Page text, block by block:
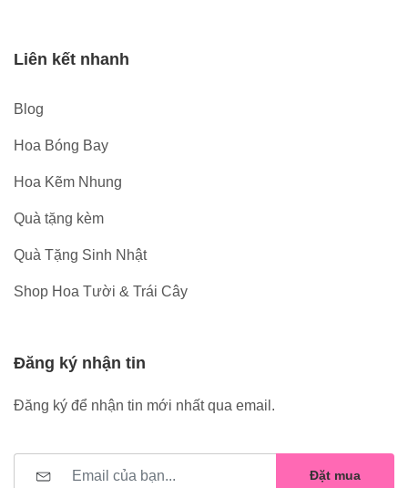
Liên kết nhanh
Blog
Hoa Bóng Bay
Hoa Kẽm Nhung
Quà tặng kèm
Quà Tặng Sinh Nhật
Shop Hoa Tười & Trái Cây
Đăng ký nhận tin
Đăng ký để nhận tin mới nhất qua email.
Đặt mua